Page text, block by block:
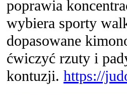
poprawia
wybiera sporty
dopasowane
ćwiczyć rzuty i
kontuzji. https://